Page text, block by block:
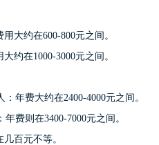
大约在600-800元之间。
约在1000-3000元之间。
：年费大约在2400-4000元之间。
费则在3400-7000元之间。
百元不等。